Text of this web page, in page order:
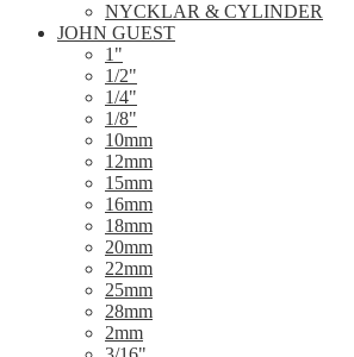
NYCKLAR & CYLINDER
JOHN GUEST
1"
1/2"
1/4"
1/8"
10mm
12mm
15mm
16mm
18mm
20mm
22mm
25mm
28mm
2mm